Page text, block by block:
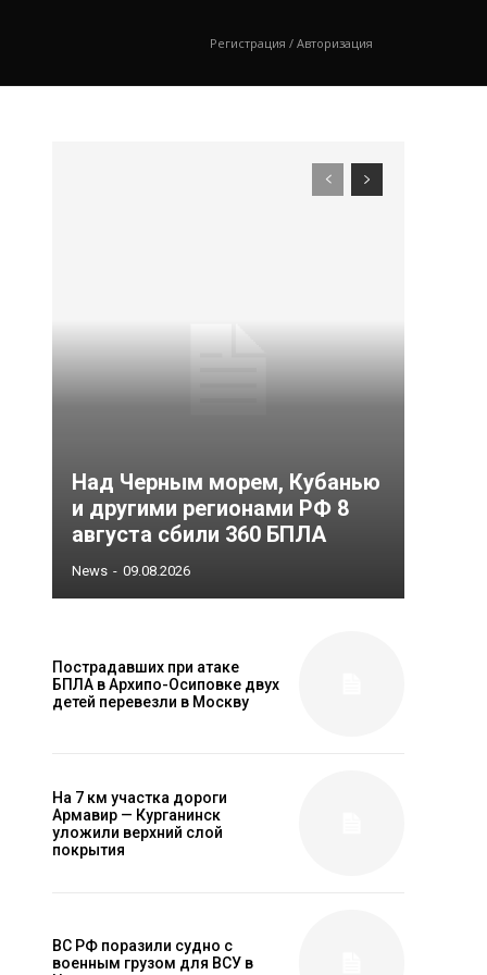
Регистрация / Авторизация
Над Черным морем, Кубанью
и другими регионами РФ 8
августа сбили 360 БПЛА
News - 09.08.2026
Пострадавших при атаке
БПЛА в Архипо-Осиповке двух
детей перевезли в Москву
На 7 км участка дороги
Армавир — Курганинск
уложили верхний слой
покрытия
ВС РФ поразили судно с
военным грузом для ВСУ в